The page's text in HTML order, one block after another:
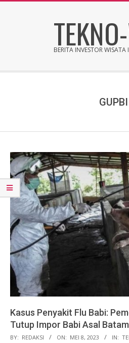
BERITA INVESTOR
GUPBI
Kasus Penyakit Flu Babi:
Tutup Impor Babi Asal
2023-
BY: REDAKSI ON: MEI 8, 2023 IN: